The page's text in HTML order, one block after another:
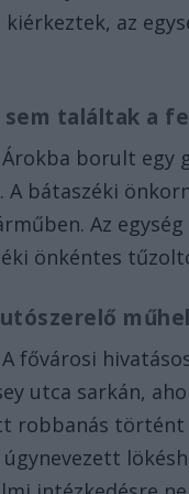
az
találtak a
Árokba borult
A bátaszéki
Az
önkéntes
A fővárosi
utca sarkán,
robbanás történt
úgynevezett